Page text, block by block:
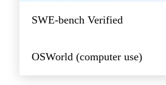
SWE-bench Verified
OSWorld (computer use)